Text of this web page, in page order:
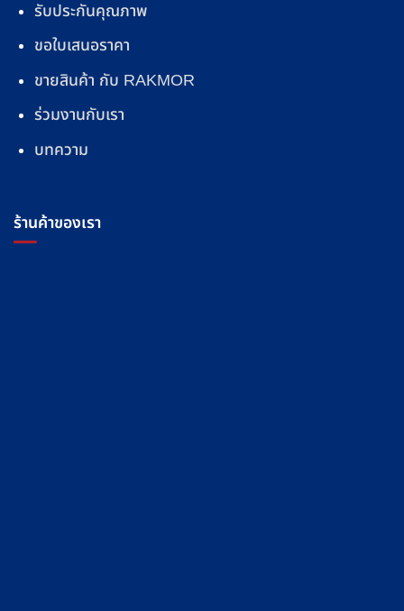
รับประกันคุณภาพ
ขอใบเสนอราคา
ขายสินค้า กับ RAKMOR
ร่วมงานกับเรา
บทความ
ร้านค้าของเรา